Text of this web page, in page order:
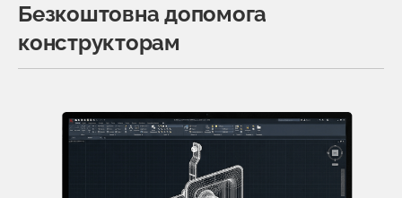
Безкоштовна допомога
конструкторам